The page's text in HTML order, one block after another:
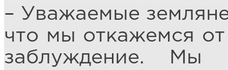
– Уважаемые
что мы откажемся
заблуждение. Мы